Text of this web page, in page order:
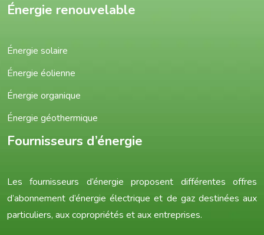
Énergie renouvelable
Énergie solaire
Énergie éolienne
Énergie organique
Énergie géothermique
Fournisseurs d’énergie
Les fournisseurs d’énergie proposent différentes offres
d’abonnement d’énergie électrique et de gaz destinées aux
particuliers, aux copropriétés et aux entreprises.